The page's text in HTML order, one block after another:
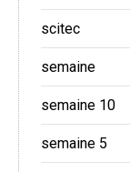
scitec
semaine
semaine 10
semaine 5